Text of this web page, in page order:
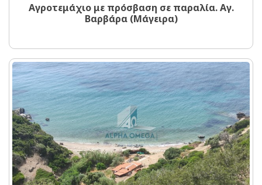
Αγροτεμάχιο με πρόσβαση σε παραλία. Αγ.
Βαρβάρα (Μάγειρα)